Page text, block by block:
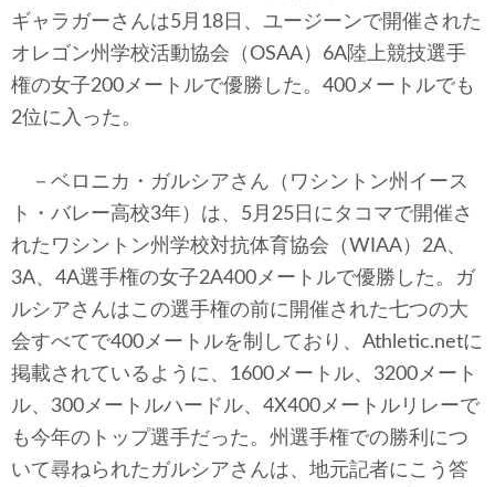
ギャラガーさんは5月18日、ユージーンで開催された
オレゴン州学校活動協会（OSAA）6A陸上競技選手
権の女子200メートルで優勝した。400メートルでも
2位に入った。
－ベロニカ・ガルシアさん（ワシントン州イース
ト・バレー高校3年）は、5月25日にタコマで開催さ
れたワシントン州学校対抗体育協会（WIAA）2A、
3A、4A選手権の女子2A400メートルで優勝した。ガ
ルシアさんはこの選手権の前に開催された七つの大
会すべてで400メートルを制しており、Athletic.netに
掲載されているように、1600メートル、3200メート
ル、300メートルハードル、4X400メートルリレーで
も今年のトップ選手だった。州選手権での勝利につ
いて尋ねられたガルシアさんは、地元記者にこう答